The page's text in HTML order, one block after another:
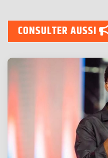
CONSULTER AUSSI